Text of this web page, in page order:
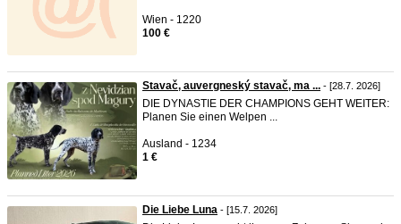
Wien - 1220
100 €
Stavač, auvergneský stavač, ma ... - [28.7. 2026]
DIE DYNASTIE DER CHAMPIONS GEHT WEITER:
Planen Sie einen Welpen ...
Ausland - 1234
1 €
Die Liebe Luna - [15.7. 2026]